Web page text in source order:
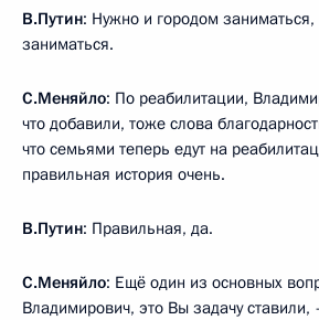
В.Путин: Нужно и городом
заниматься.
С.Меняйло: По реабилитации,
что добавили, тоже слова
что семьями теперь едут на
правильная история очень.
В.Путин: Правильная, да.
С.Меняйло: Ещё один из основных
Владимирович, это Вы задачу ставили,